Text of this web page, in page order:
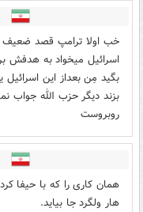
خب اولا ترامپ قصد ضعیف
اسرائیل میخواد به هدفش
بگید مِن بعداز این
بزند دیگر حزب الله جواب
روبروست
همان ‌کاری را که با حیفا
هار ولگرد جا بیاید.